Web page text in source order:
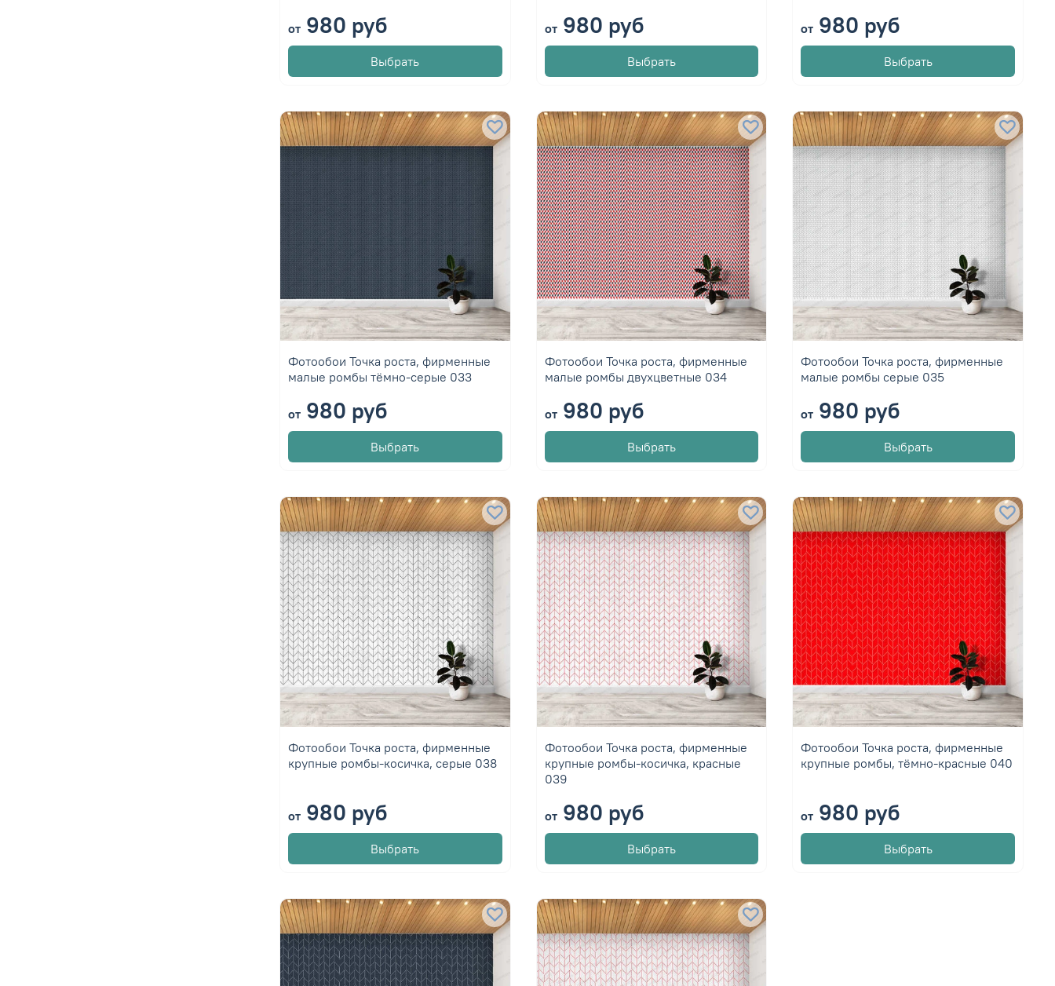
от980 руб
Выбрать
от980 руб
Выбрать
от 980 руб
Выбрать
Фотообои Точка роста, фирменные
малые ромбы тёмно-серые 033
от980 руб
Выбрать
Фотообои Точка роста, фирменные
малые ромбы двухцветные 034
от980 руб
Выбрать
Фотообои Точка роста, фирменные
малые ромбы серые 035
от 980 руб
Выбрать
Фотообои Точка роста, фирменные
крупные ромбы-косичка, серые 038
от980 руб
Выбрать
Фотообои Точка роста, фирменные
крупные ромбы-косичка, красные
039
от980 руб
Выбрать
Фотообои Точка роста, фирменные
крупные ромбы, тёмно-красные 040
от 980 руб
Выбрать